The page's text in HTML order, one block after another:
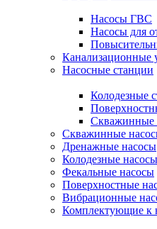
Насосы ГВС
Насосы для
Канализационные
Насосные станции
Колодезные
Скважинные
Скважинные
Дренажные насосы
Колодезные насосы
Фекальные насосы
Поверхностные
Вибрационные
Комплектующие к